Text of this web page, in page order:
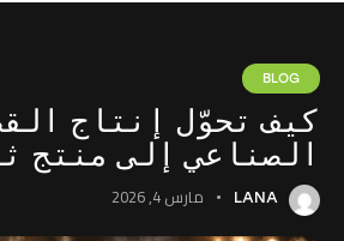
BLOG
كيف تحوّل إنتاج
الصناعي إلى منتج
LANA مارس 4, 2026